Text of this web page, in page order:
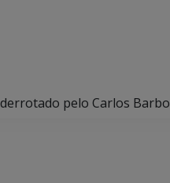
pelo Carlos